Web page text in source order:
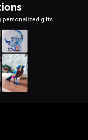
personalized gifts